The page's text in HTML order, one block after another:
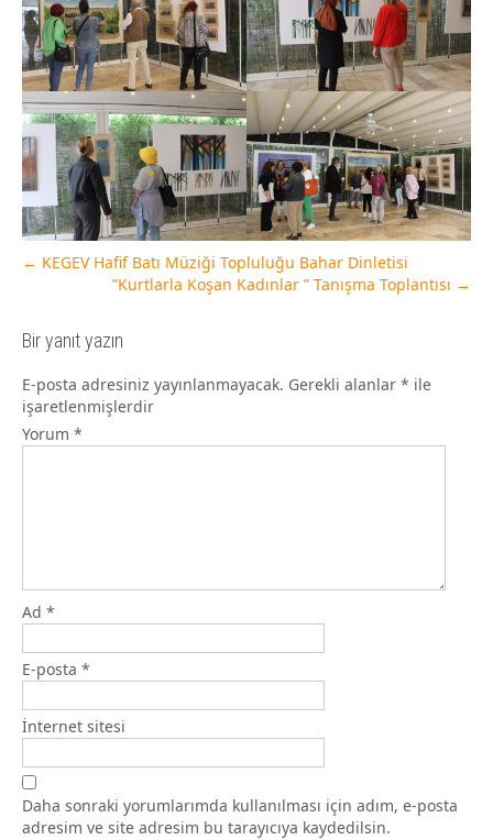
← KEGEV Hafif Batı Müziği Topluluğu Bahar Dinletisi
”Kurtlarla Koşan Kadınlar ” Tanışma Toplantısı →
Bir yanıt yazın
E-posta adresiniz yayınlanmayacak. Gerekli alanlar * ile
işaretlenmişlerdir
Yorum *
Ad *
E-posta *
İnternet sitesi
Daha sonraki yorumlarımda kullanılması için adım, e-posta
adresim ve site adresim bu tarayıcıya kaydedilsin.